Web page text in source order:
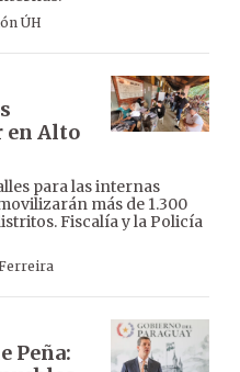
ÚH
en Alto
para las internas
más de 1.300
Fiscalía y la Policía
Peña: